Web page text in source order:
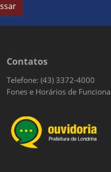
Contatos
Telefone: (43) 3372-4000
Fones e Horários de